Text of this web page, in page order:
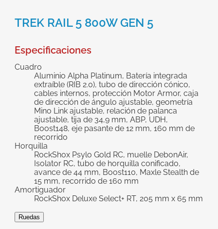
más
grande
TREK RAIL 5 800W GEN 5
Especificaciones
Cuadro
Aluminio Alpha Platinum, Batería integrada
extraíble (RIB 2.0), tubo de dirección cónico,
cables internos, protección Motor Armor, caja
de dirección de ángulo ajustable, geometría
Mino Link ajustable, relación de palanca
ajustable, tija de 34,9 mm, ABP, UDH,
Boost148, eje pasante de 12 mm, 160 mm de
recorrido
Horquilla
RockShox Psylo Gold RC, muelle DebonAir,
Isolator RC, tubo de horquilla conificado,
avance de 44 mm, Boost110, Maxle Stealth de
15 mm, recorrido de 160 mm
Amortiguador
RockShox Deluxe Select+ RT, 205 mm x 65 mm
Ruedas